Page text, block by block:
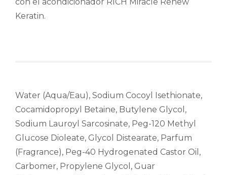
Keratin.
Water (Aqua/Eau), Sodium Cocoyl Isethionate,
Cocamidopropyl Betaine, Butylene Glycol,
Sodium Lauroyl Sarcosinate, Peg-120 Methyl
Glucose Dioleate, Glycol Distearate, Parfum
(Fragrance), Peg-40 Hydrogenated Castor Oil,
Carbomer, Propylene Glycol, Guar